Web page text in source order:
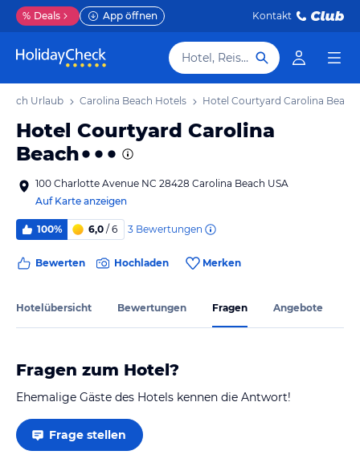
% Deals App öffnen Kontakt
Hotel, Reiseziel
Urlaub Carolina Beach Hotels Hotel Courtyard Carolina Beach
Hotel Courtyard Carolina
Beach
100 Charlotte Avenue NC 28428 Carolina Beach USA
Auf Karte anzeigen
100% 6,0 / 6 3 Bewertungen
Bewerten Hochladen Merken
Hotelübersicht Bewertungen Fragen Angebote
Fragen zum Hotel?
Ehemalige Gäste des Hotels kennen die Antwort!
Frage stellen